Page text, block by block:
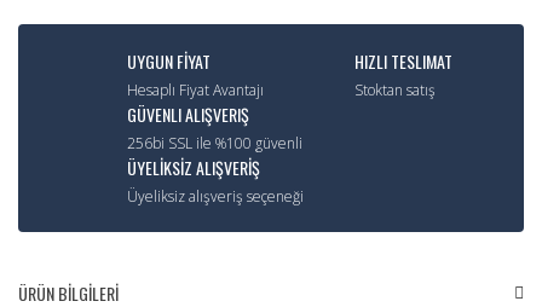
UYGUN FİYAT
Hesaplı Fiyat Avantajı
HIZLI TESLIMAT
Stoktan satış
GÜVENLI ALIŞVERIŞ
256bi SSL ile %100 güvenli
ÜYELİKSİZ ALIŞVERİŞ
Üyeliksiz alışveriş seçeneği
ÜRÜN BİLGİLERİ